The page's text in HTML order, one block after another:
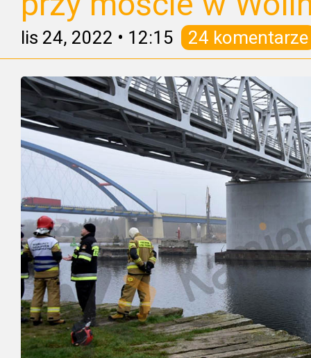
lis 24, 2022 • 12:15 24 komentarze